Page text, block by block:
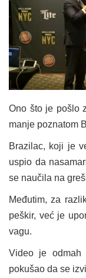
Ono što je pošlo
manje poznatom
Brazilac, koji je
uspio da
se naučila na
Međutim, za
peškir, već je
vagu.
Video je
pokušao da se